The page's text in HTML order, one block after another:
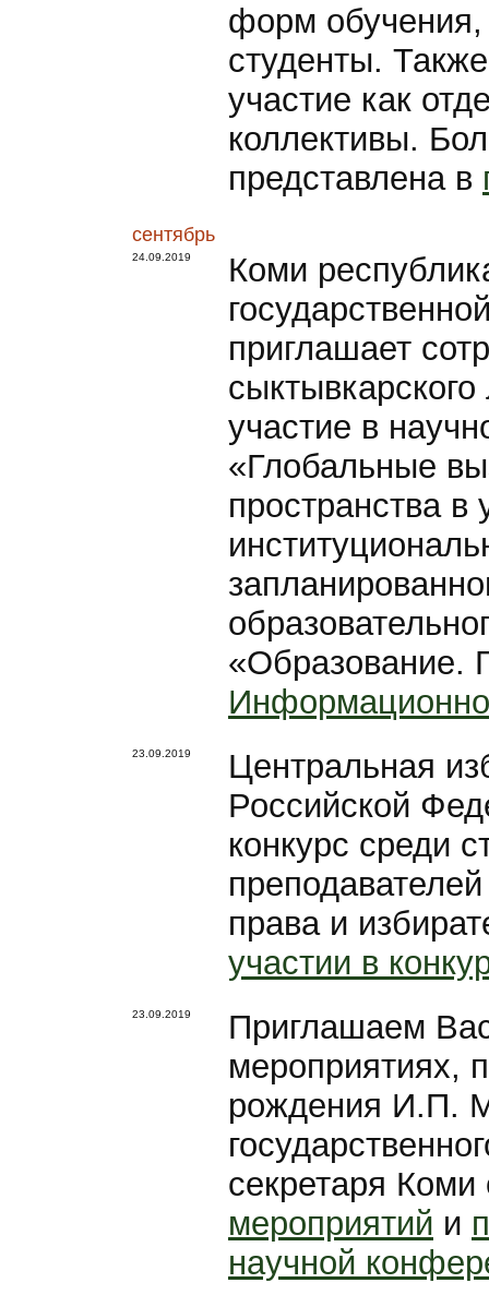
форм обучения,
студенты.
участие как
коллективы.
представлена в
сентябрь
24.09.2019
Коми
приглашает
сыктывкарского
участие в
«Глобальные
пространства
«Образование.
23.09.2019
Центральная
Российской
конкурс среди
права и
участии в
23.09.2019
Приглашаем
мероприятиях,
рождения И.П.
секретаря
мероприятий и
научной